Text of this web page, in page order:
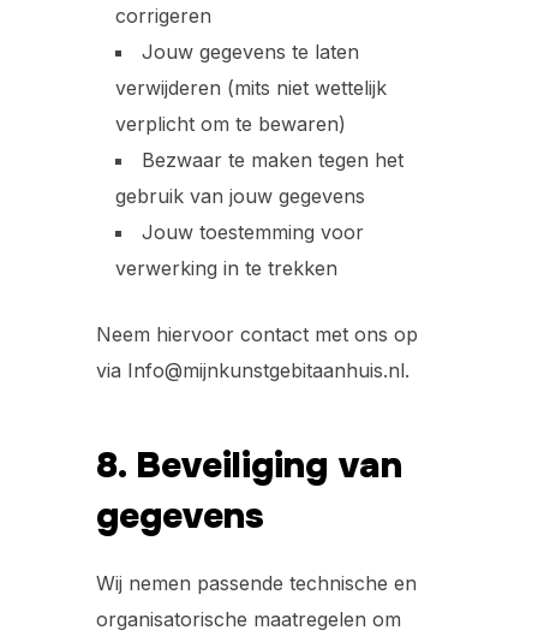
corrigeren
Jouw gegevens te laten
verwijderen (mits niet wettelijk
verplicht om te bewaren)
Bezwaar te maken tegen het
gebruik van jouw gegevens
Jouw toestemming voor
verwerking in te trekken
Neem hiervoor contact met ons op
via Info@mijnkunstgebitaanhuis.nl.
8. Beveiliging van
gegevens
Wij nemen passende technische en
organisatorische maatregelen om